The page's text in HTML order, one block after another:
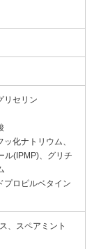
リセリン
化ナトリウム、
ル(IPMP)、グリチ
プロピルベタイン
、スペアミント